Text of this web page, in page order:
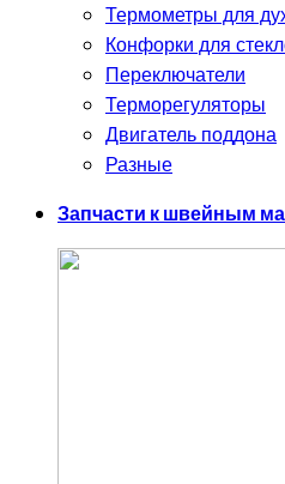
Термометры для
Конфорки для
Переключатели
Терморегуляторы
Двигатель поддона
Разные
Запчасти к швейным